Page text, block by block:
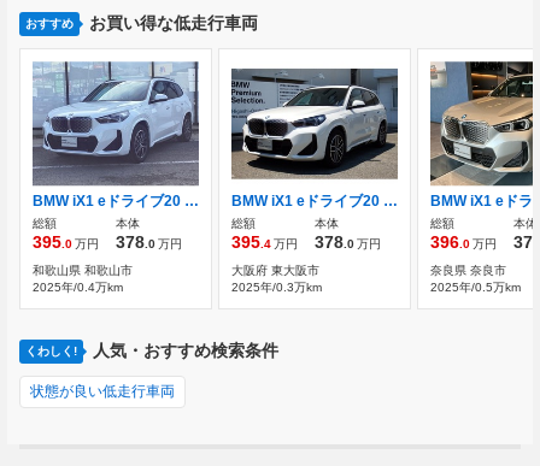
おすすめ お買い得な低走行車両
BMW iX1 eドライブ20 Mスポーツ 弊社レンタカーアップ 禁煙車
総額
395.0万円
本体
378.0万円
和歌山県 和歌山市
2025年/0.4万km
BMW iX1 eドライブ20 Mスポーツ テクノロジーパッケージ 18AW
総額
395.4万円
本体
378.0万円
大阪府 東大阪市
2025年/0.3万km
総額
396.0万円
本体
奈良県 奈良市
2025年/0.5万km
くわしく! 人気・おすすめ検索条件
状態が良い低走行車両